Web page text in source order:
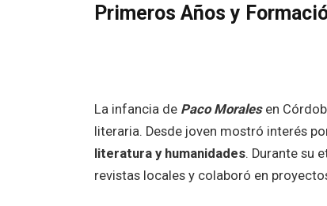
Primeros Años y
La infancia de Paco Moralesen
literaria. Desde joven mostró interés
literatura y humanidades. Durante su
revistas locales y colaboró en